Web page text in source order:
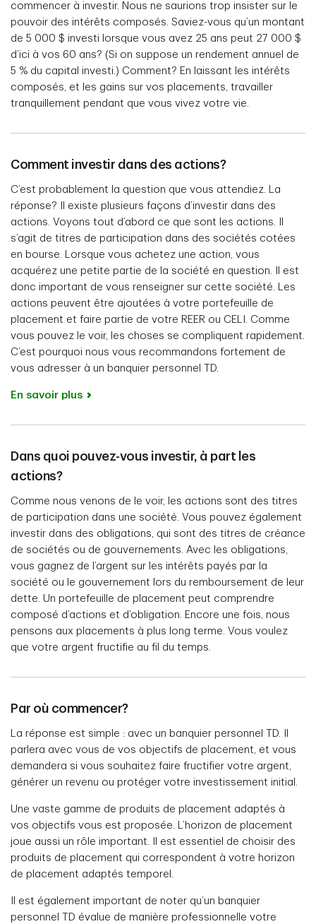
commencer à investir. Nous ne saurions trop insister sur le
pouvoir des intérêts composés. Saviez-vous qu’un montant
de 5 000 $ investi lorsque vous avez 25 ans peut 27 000 $
d’ici à vos 60 ans? (Si on suppose un rendement annuel de
5 % du capital investi.) Comment? En laissant les intérêts
composés, et les gains sur vos placements, travailler
tranquillement pendant que vous vivez votre vie.
Comment investir dans des actions?
C’est probablement la question que vous attendiez. La
réponse? Il existe plusieurs façons d’investir dans des
actions. Voyons tout d’abord ce que sont les actions. Il
s’agit de titres de participation dans des sociétés cotées
en bourse. Lorsque vous achetez une action, vous
acquérez une petite partie de la société en question. Il est
donc important de vous renseigner sur cette société. Les
actions peuvent être ajoutées à votre portefeuille de
placement et faire partie de votre REER ou CELI. Comme
vous pouvez le voir, les choses se compliquent rapidement.
C’est pourquoi nous vous recommandons fortement de
vous adresser à un banquier personnel TD.
En savoir plus
Dans quoi pouvez-vous investir, à part les
actions?
Comme nous venons de le voir, les actions sont des titres
de participation dans une société. Vous pouvez également
investir dans des obligations, qui sont des titres de créance
de sociétés ou de gouvernements. Avec les obligations,
vous gagnez de l’argent sur les intérêts payés par la
société ou le gouvernement lors du remboursement de leur
dette. Un portefeuille de placement peut comprendre
composé d’actions et d’obligation. Encore une fois, nous
pensons aux placements à plus long terme. Vous voulez
que votre argent fructifie au fil du temps.
Par où commencer?
La réponse est simple : avec un banquier personnel TD. Il
parlera avec vous de vos objectifs de placement, et vous
demandera si vous souhaitez faire fructifier votre argent,
générer un revenu ou protéger votre investissement initial.
Une vaste gamme de produits de placement adaptés à
vos objectifs vous est proposée. L’horizon de placement
joue aussi un rôle important. Il est essentiel de choisir des
produits de placement qui correspondent à votre horizon
de placement adaptés temporel.
Il est également important de noter qu’un banquier
personnel TD évalue de manière professionnelle votre